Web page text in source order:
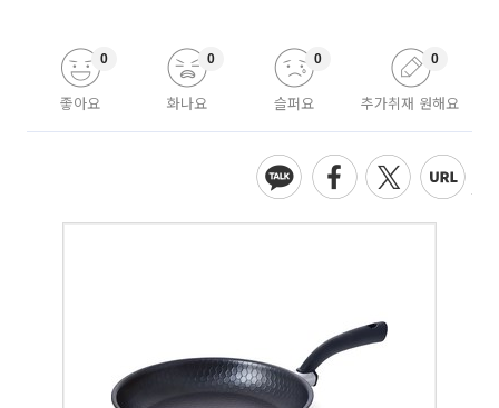
좋아요
0
화나요
0
슬퍼요
0
추가취재 원해요
0